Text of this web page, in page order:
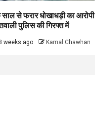
से फरार धोखाधड़ी का आरोपी
पुलिस की गिरफ्त में
weeks ago Kamal Chawhan